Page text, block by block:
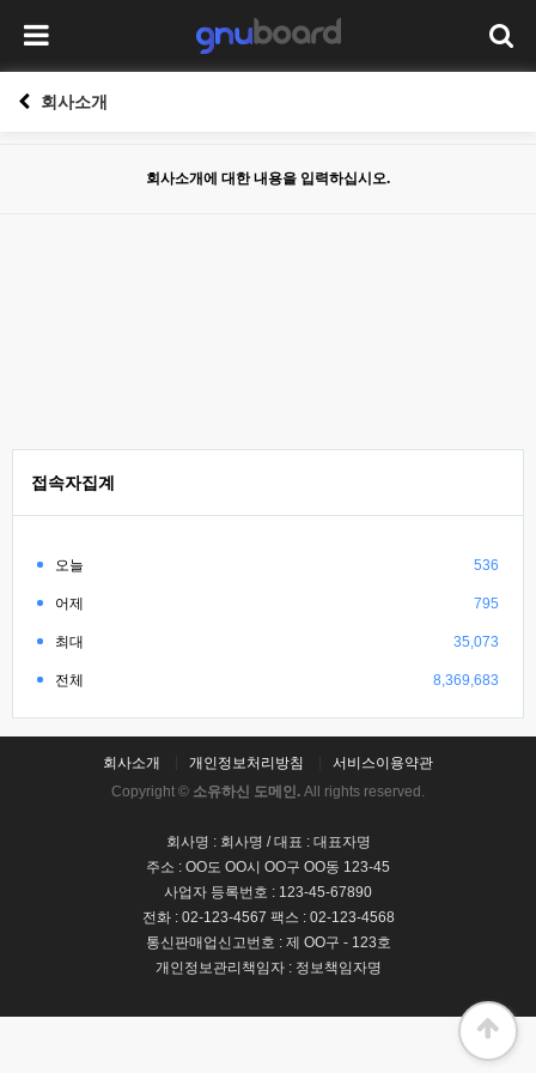
회사소개
회사소개에 대한 내용을 입력하십시오.
접속자집계
오늘 536
어제 795
최대 35,073
전체 8,369,683
회사소개 개인정보처리방침
서비스이용약관
Copyright © 소유하신 도메인. All rights reserved.
회사명 : 회사명 / 대표 : 대표자명
주소 : OO도 OO시 OO구 OO동 123-45
사업자 등록번호 : 123-45-67890
전화 : 02-123-4567 팩스 : 02-123-4568
통신판매업신고번호 : 제 OO구 - 123호
개인정보관리책임자 : 정보책임자명